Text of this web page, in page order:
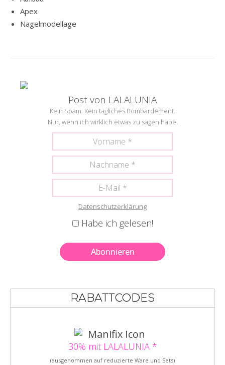
Apex
Nagelmodellage
Post von LALALUNIA
Kein Spam. Kein tägliches Bombardement.
Nur, wenn ich wirklich etwas zu sagen habe.
Datenschutzerklärung
Habe ich gelesen!
RABATTCODES
30% mit LALALUNIA *
(ausgenommen auf reduzierte Ware und Sets)